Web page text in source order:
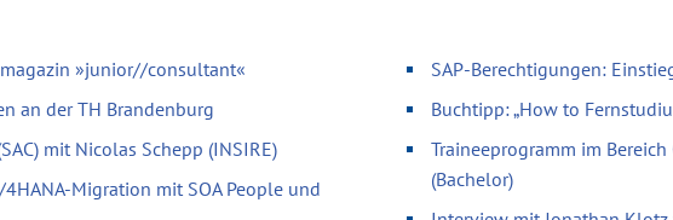
»junior//consultant«
an der TH Brandenburg
mit Nicolas Schepp (INSIRE)
Migration mit SOA People und
SAP-Berechtigungen:
Buchtipp: „How to
Traineeprogramm im
(Bachelor)